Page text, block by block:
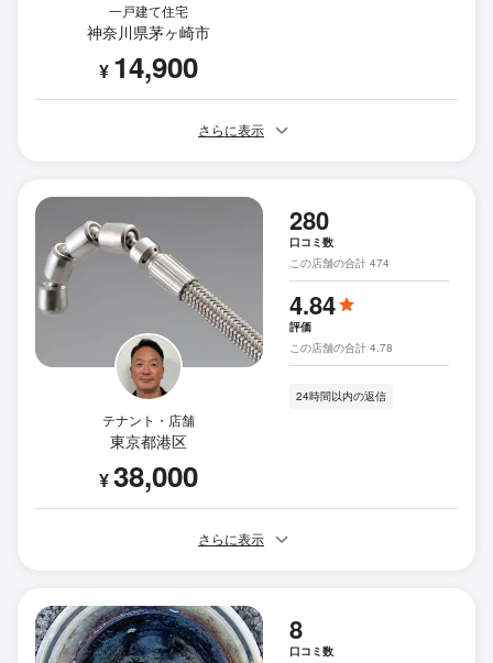
一戸建て住宅
神奈川県茅ヶ崎市
¥ 14,900
さらに表示
テナント・店舗
東京都港区
¥38,000
280
口コミ数
この店舗の合計 474
4.84
評価
この店舗の合計 4.78
24時間以内の返信
さらに表示
8
口コミ数